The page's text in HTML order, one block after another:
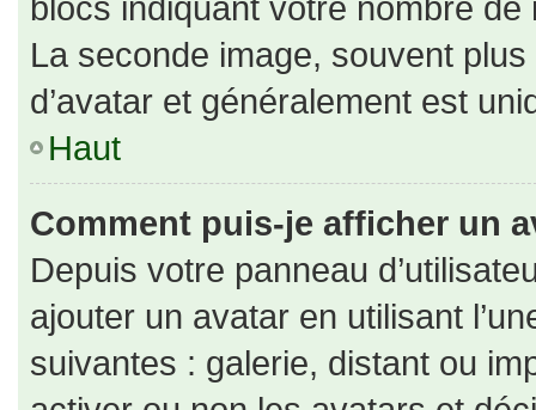
La seconde image, souvent
d’avatar et généralement est
Haut
Comment puis-je afficher un
Depuis votre panneau
ajouter un avatar en utilisant
suivantes : galerie, distant ou